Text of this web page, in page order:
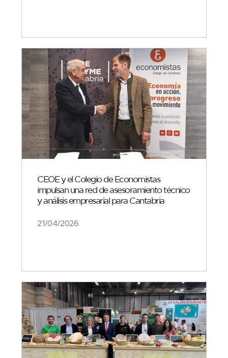
CEOE y el Colegio de Economistas
impulsan una red de asesoramiento técnico
y análisis empresarial para Cantabria
21/04/2026